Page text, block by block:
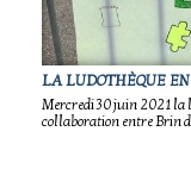
LA LUDOTHÈQUE
Mercredi 30 juin 2021 la
collaboration entre Brin